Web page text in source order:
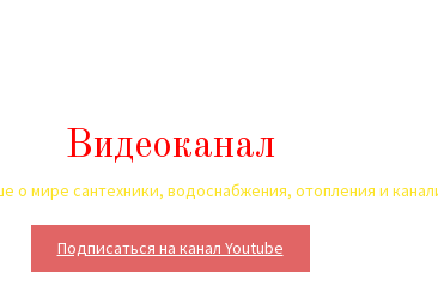
Видеоканал
о мире сантехники, водоснабжения, отопления и
Подписаться на канал Youtube